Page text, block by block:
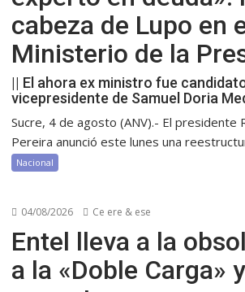
cabeza de Lupo en
Ministerio de la
|| El ahora ex ministro fue
vicepresidente de Samuel Doria
Sucre, 4 de agosto (ANV).- El presidente
Pereira anunció este lunes una
Nacional
04/08/2026 Ce ere & ese
Entel lleva a la
a la «Doble Carga»